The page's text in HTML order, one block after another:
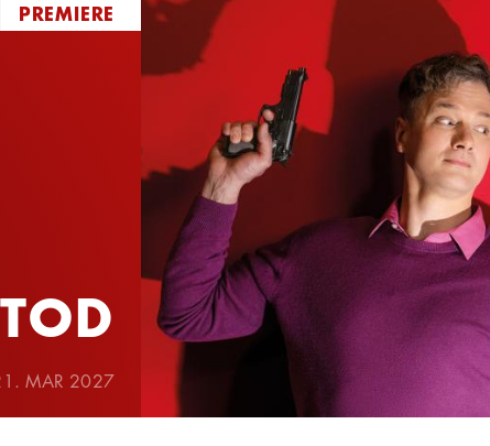
PREMIERE
MAR 2027